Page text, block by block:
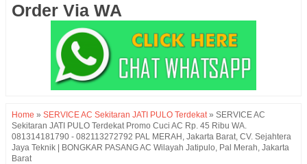
Order Via WA
Home » SERVICE AC Sekitaran JATI PULO Terdekat » SERVICE AC
Sekitaran JATI PULO Terdekat Promo Cuci AC Rp. 45 Ribu WA.
081314181790 - 082113272792 PAL MERAH, Jakarta Barat, CV. Sejahtera
Jaya Teknik | BONGKAR PASANG AC Wilayah Jatipulo, Pal Merah, Jakarta
Barat